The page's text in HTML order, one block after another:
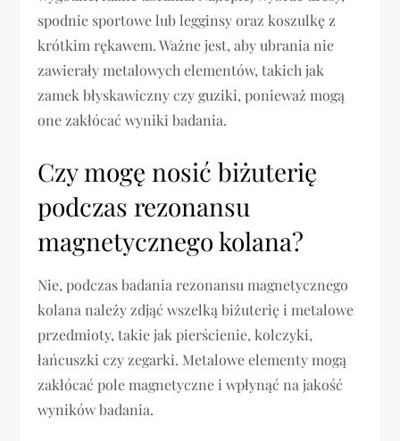
spodnie sportowe lub legginsy oraz koszulkę z
krótkim rękawem. Ważne jest, aby ubrania nie
zawierały metalowych elementów, takich jak
zamek błyskawiczny czy guziki, ponieważ mogą
one zakłócać wyniki badania.
Czy mogę nosić biżuterię
podczas rezonansu
magnetycznego kolana?
Nie, podczas badania rezonansu magnetycznego
kolana należy zdjąć wszelką biżuterię i metalowe
przedmioty, takie jak pierścienie, kolczyki,
łańcuszki czy zegarki. Metalowe elementy mogą
zakłócać pole magnetyczne i wpłynąć na jakość
wyników badania.